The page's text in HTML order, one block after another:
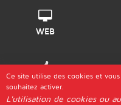
WEB
DISPO
Ce site utilise des cookies et
souhaitez activer.
L'utilisation de cookies ou